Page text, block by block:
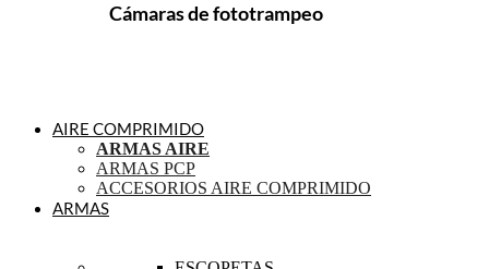
Cámaras de fototrampeo
AIRE COMPRIMIDO
ARMAS AIRE
ARMAS PCP
ACCESORIOS AIRE COMPRIMIDO
ARMAS